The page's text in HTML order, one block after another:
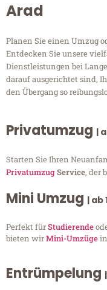
Arad
Planen Sie einen Umzug
Entdecken Sie unsere
Dienstleistungen bei
darauf ausgerichtet sind,
den Übergang so
Privatumzug |
Starten Sie Ihren
PrivatumzugService, der
Mini Umzug | ab
Perfekt fürStudierende
bieten wirMini-Umzüge
Entrümpelung